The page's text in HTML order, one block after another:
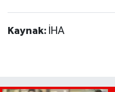
Kaynak: İHA